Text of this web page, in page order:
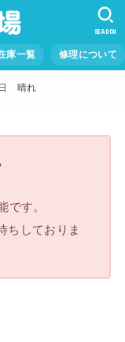
庫一覧 修理について
SEARCH
晴れ
です。
ちしておりま